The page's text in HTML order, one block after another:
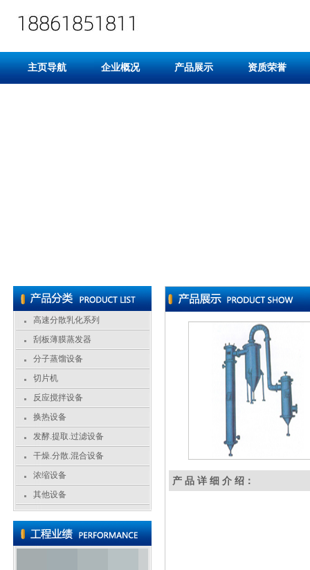
主页导航 企业概况 产品展示 资质荣誉
高速分散乳化系列
刮板薄膜蒸发器
分子蒸馏设备
切片机
反应搅拌设备
换热设备
发酵.提取.过滤设备
干燥.分散.混合设备
浓缩设备
其他设备
产 品 详 细 介 绍：